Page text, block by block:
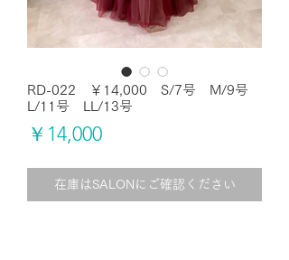
RD-022 ￥14,000 S/7号 M/9号
L/11号 LL/13号
￥14,000価
在庫はSALONにご確認ください